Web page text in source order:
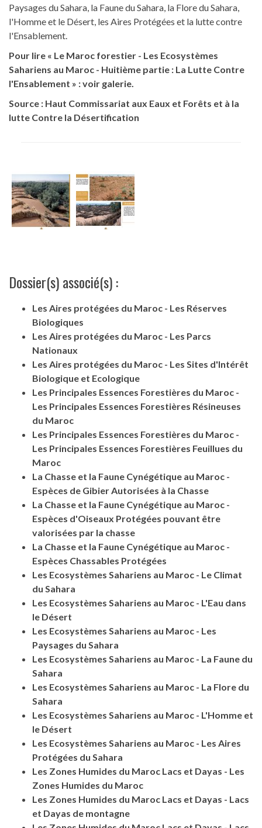
Paysages du Sahara, la Faune du Sahara, la Flore du Sahara,
l'Homme et le Désert, les Aires Protégées et la lutte contre
l'Ensablement.
Pour lire « Le Maroc forestier - Les Ecosystèmes
Sahariens au Maroc - Huitième partie : La Lutte Contre
l'Ensablement » :voir galerie.
Source : Haut Commissariat aux Eaux et Forêts et à la
lutte Contre la Désertification
Dossier(s) associé(s) :
Les Aires protégées du Maroc - Les Réserves
Biologiques
Les Aires protégées du Maroc - Les Parcs
Nationaux
Les Aires protégées du Maroc - Les Sites d'Intérêt
Biologique et Ecologique
Les Principales Essences Forestières du Maroc -
Les Principales Essences Forestières Résineuses
du Maroc
Les Principales Essences Forestières du Maroc -
Les Principales Essences Forestières Feuillues du
Maroc
La Chasse et la Faune Cynégétique au Maroc -
Espèces de Gibier Autorisées à la Chasse
La Chasse et la Faune Cynégétique au Maroc -
Espèces d'Oiseaux Protégées pouvant être
valorisées par la chasse
La Chasse et la Faune Cynégétique au Maroc -
Espèces Chassables Protégées
Les Ecosystèmes Sahariens au Maroc - Le Climat
du Sahara
Les Ecosystèmes Sahariens au Maroc - L'Eau dans
le Désert
Les Ecosystèmes Sahariens au Maroc - Les
Paysages du Sahara
Les Ecosystèmes Sahariens au Maroc - La Faune du
Sahara
Les Ecosystèmes Sahariens au Maroc - La Flore du
Sahara
Les Ecosystèmes Sahariens au Maroc - L'Homme et
le Désert
Les Ecosystèmes Sahariens au Maroc - Les Aires
Protégées du Sahara
Les Zones Humides du Maroc Lacs et Dayas - Les
Zones Humides du Maroc
Les Zones Humides du Maroc Lacs et Dayas - Lacs
et Dayas de montagne